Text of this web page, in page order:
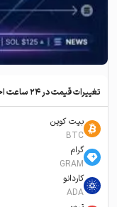
تغییرات قیمت در ۲۴ ساعت اخیر
بیت کوین
BTC
گرام
GRAM
کاردانو
ADA